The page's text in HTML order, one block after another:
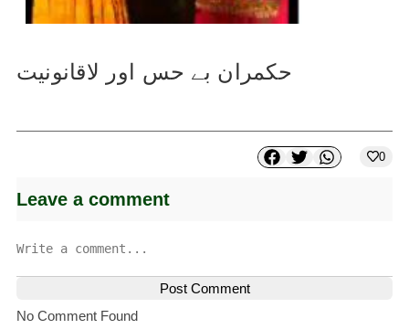
حکمران بے حس اور لاقانونیت
0
Leave a comment
Post Comment
No Comment Found